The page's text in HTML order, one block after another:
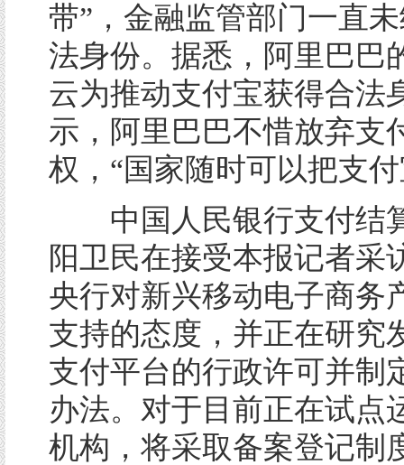
带”，金融监管部门一直
法身份。据悉，阿里巴巴
云为推动支付宝获得合法
示，阿里巴巴不惜放弃支
权，“国家随时可以把支
中国人民银行支付结
阳卫民在接受本报记者采
央行对新兴移动电子商务
支持的态度，并正在研究
支付平台的行政许可并制
办法。对于目前正在试点
机构，将采取备案登记制